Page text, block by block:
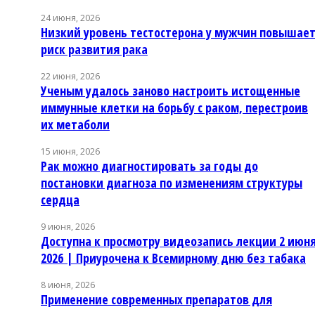
24 июня, 2026
Низкий уровень тестостерона у мужчин повышает
риск развития рака
22 июня, 2026
Ученым удалось заново настроить истощенные
иммунные клетки на борьбу с раком, перестроив
их метаболи
15 июня, 2026
Рак можно диагностировать за годы до
постановки диагноза по изменениям структуры
сердца
9 июня, 2026
Доступна к просмотру видеозапись лекции 2
2026 | Приурочена к Всемирному дню без табака
8 июня, 2026
Применение современных препаратов для